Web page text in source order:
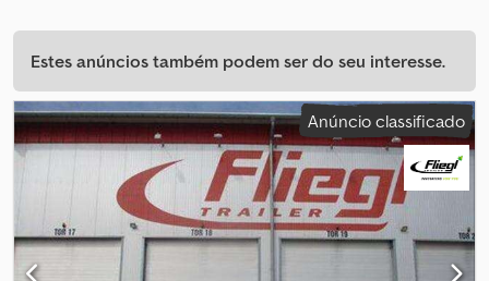
Estes anúncios também podem ser do seu interesse.
Anúncio classificado